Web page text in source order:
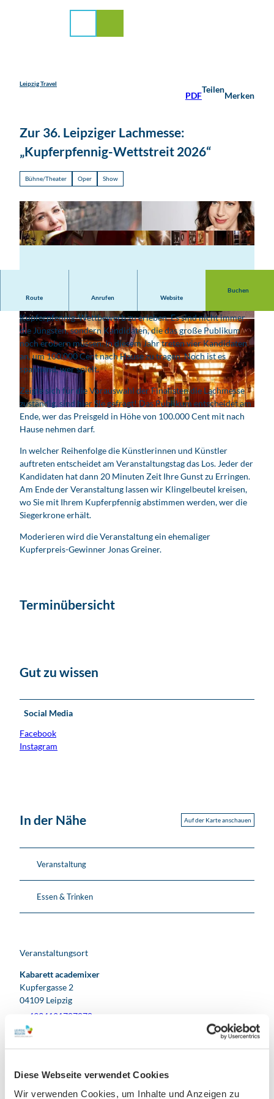
Diese Webseite verwendet Cookies
Wir verwenden Cookies, um Inhalte und Anzeigen zu
Leipzig Travel
PDF
Teilen
Merken
Zur 36. Leipziger Lachmesse:
„Kupferpfennig-Wettstreit 2026“
Bühne/Theater Oper Show
© Lachmesse e. V.
© Academixer
Route Anrufen Website
Buchen
Kupferpfennig-Wettbewerb zu erleben. Es sind nicht immer
die Jüngsten, sondern Kandidaten, die das große Publikum
noch erobern müssen. In diesem Jahr treten vier Kandidaten
an, um 100.000 Cent nach Hause zu tragen. Noch ist es
spannend, wer spielt.
Zeigte sich für die Vorauswahl der Finalisten die Lachmesse
zuständig, sind hier Sie gefragt! Das Publikum entscheidet am
Ende, wer das Preisgeld in Höhe von 100.000 Cent mit nach
Hause nehmen darf.
In welcher Reihenfolge die Künstlerinnen und Künstler
auftreten entscheidet am Veranstaltungstag das Los. Jeder der
Kandidaten hat dann 20 Minuten Zeit Ihre Gunst zu Erringen.
Am Ende der Veranstaltung lassen wir Klingelbeutel kreisen,
wo Sie mit Ihrem Kupferpfennig abstimmen werden, wer die
Siegerkrone erhält.
Moderieren wird die Veranstaltung ein ehemaliger
Kupferpreis-Gewinner Jonas Greiner.
Terminübersicht
Gut zu wissen
Social Media
Facebook
Instagram
In der Nähe Auf der Karte anschauen
Veranstaltung
Essen & Trinken
Veranstaltungsort
Kabarett academixer
Kupfergasse 2
04109 Leipzig
+4934121787878
info@academixer.com
Facebook
Instagram